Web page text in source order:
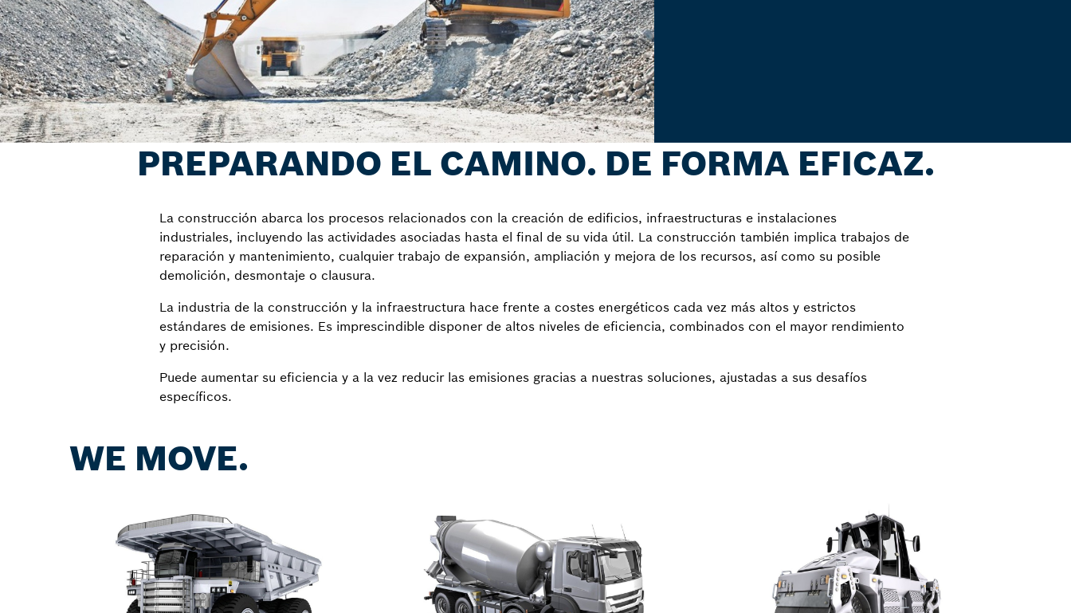
PREPARANDO EL CAMINO. DE FORMA EFICAZ.
La construcción abarca los procesos relacionados con la creación de edificios, infraestructuras e instalaciones
industriales, incluyendo las actividades asociadas hasta el final de su vida útil. La construcción también implica trabajos de
reparación y mantenimiento, cualquier trabajo de expansión, ampliación y mejora de los recursos, así como su posible
demolición, desmontaje o clausura.
La industria de la construcción y la infraestructura hace frente a costes energéticos cada vez más altos y estrictos
estándares de emisiones. Es imprescindible disponer de altos niveles de eficiencia, combinados con el mayor rendimiento
y precisión.
Puede aumentar su eficiencia y a la vez reducir las emisiones gracias a nuestras soluciones, ajustadas a sus desafíos
específicos.
WE MOVE.